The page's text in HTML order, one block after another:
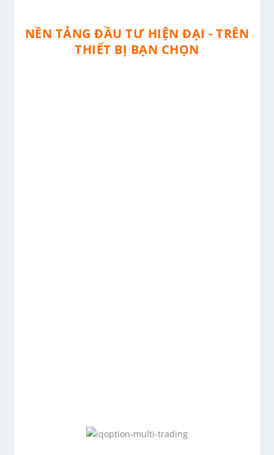
NỀN TẢNG ĐẦU TƯ HIỆN ĐẠI - TRÊN
THIẾT BỊ BẠN CHỌN